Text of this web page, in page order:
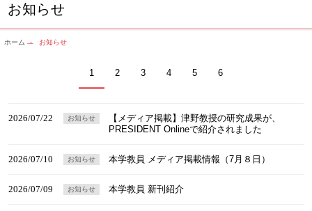
お知らせ
ホーム お知らせ
1 2 3 4 5 6
2026/07/22
【メディア掲載】津野教授の研究成果が、
PRESIDENT Onlineで紹介されました
お知らせ
2026/07/10 本学教員 メディア掲載情報（7月８日）
お知らせ
2026/07/09 本学教員 新刊紹介
お知らせ